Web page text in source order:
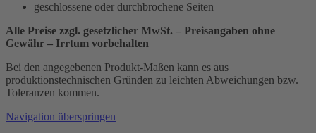
geschlossene oder durchbrochene Seiten
Alle Preise zzgl. gesetzlicher MwSt. – Preisangaben ohne
Gewähr – Irrtum vorbehalten
Bei den angegebenen Produkt-Maßen kann es aus
produktionstechnischen Gründen zu leichten Abweichungen bzw.
Toleranzen kommen.
Navigation überspringen